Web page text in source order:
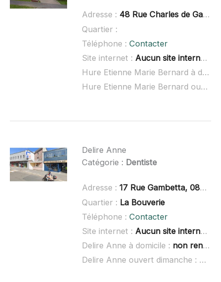
Adresse : 48 Rue Charles de Gaulle, 08090 Tournes
Quartier :
Téléphone : Contacter
Site internet : Aucun site internet connu
Hure Etienne Marie Bernard à domicile :
Hure Etienne Marie Bernard ouvert dimanche :
Delire Anne
Catégorie : Dentiste
Adresse : 17 Rue Gambetta, 08500 Revin
Quartier : La Bouverie
Téléphone : Contacter
Site internet : Aucun site internet connu
Delire Anne à domicile : non renseigné
Delire Anne ouvert dimanche :
non